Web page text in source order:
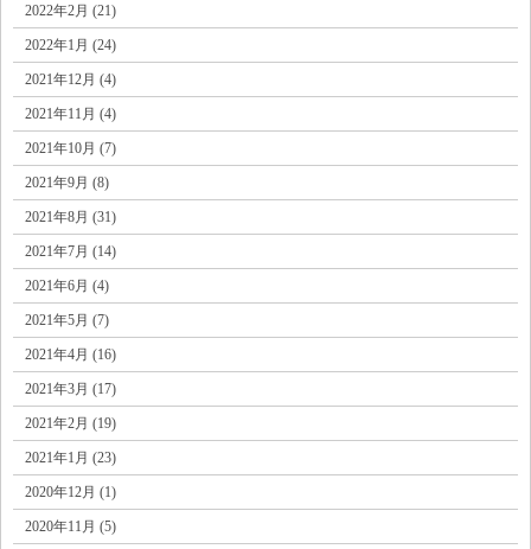
2022年2月 (21)
2022年1月 (24)
2021年12月 (4)
2021年11月 (4)
2021年10月 (7)
2021年9月 (8)
2021年8月 (31)
2021年7月 (14)
2021年6月 (4)
2021年5月 (7)
2021年4月 (16)
2021年3月 (17)
2021年2月 (19)
2021年1月 (23)
2020年12月 (1)
2020年11月 (5)